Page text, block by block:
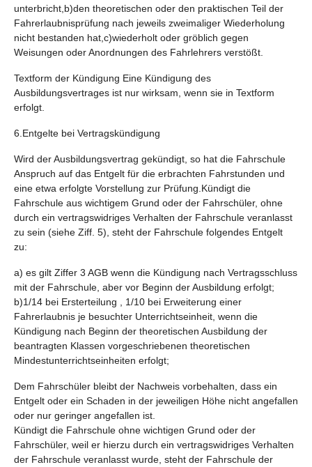
unterbricht,b)den theoretischen oder den praktischen Teil der
Fahrerlaubnisprüfung nach jeweils zweimaliger Wiederholung
nicht bestanden hat,c)wiederholt oder gröblich gegen
Weisungen oder Anordnungen des Fahrlehrers verstößt.
Textform der Kündigung Eine Kündigung des
Ausbildungsvertrages ist nur wirksam, wenn sie in Textform
erfolgt.
6.Entgelte bei Vertragskündigung
Wird der Ausbildungsvertrag gekündigt, so hat die Fahrschule
Anspruch auf das Entgelt für die erbrachten Fahrstunden und
eine etwa erfolgte Vorstellung zur Prüfung.Kündigt die
Fahrschule aus wichtigem Grund oder der Fahrschüler, ohne
durch ein vertragswidriges Verhalten der Fahrschule veranlasst
zu sein (siehe Ziff. 5), steht der Fahrschule folgendes Entgelt
zu:
a) es gilt Ziffer 3 AGB wenn die Kündigung nach Vertragsschluss
mit der Fahrschule, aber vor Beginn der Ausbildung erfolgt;
b)1/14 bei Ersterteilung , 1/10 bei Erweiterung einer
Fahrerlaubnis je besuchter Unterrichtseinheit, wenn die
Kündigung nach Beginn der theoretischen Ausbildung der
beantragten Klassen vorgeschriebenen theoretischen
Mindestunterrichtseinheiten erfolgt;
Dem Fahrschüler bleibt der Nachweis vorbehalten, dass ein
Entgelt oder ein Schaden in der jeweiligen Höhe nicht angefallen
oder nur geringer angefallen ist.
Kündigt die Fahrschule ohne wichtigen Grund oder der
Fahrschüler, weil er hierzu durch ein vertragswidriges Verhalten
der Fahrschule veranlasst wurde, steht der Fahrschule der